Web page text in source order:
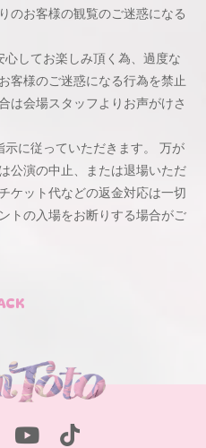
のお客様の観覧のご迷惑になる
してお楽しみ頂く為、過度な
客様のご迷惑になる⾏為を禁⽌
は会場スタッフよりお声がけさ
に従っていただきます。 万が
公演の中止、または退場いただ
ケット代などの返金対応は一切
トの入場をお断りする場合がご